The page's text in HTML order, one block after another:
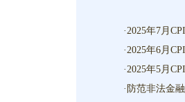
·2025年7月
·2025年6月
·2025年5月
· 防范非法金